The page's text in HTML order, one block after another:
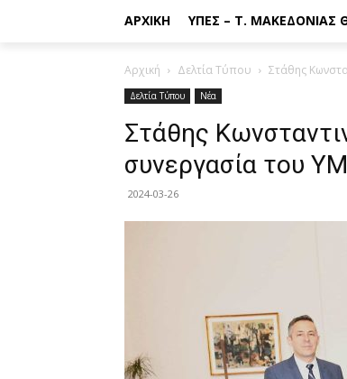
ΑΡΧΙΚΉ ΥΠΕΣ – Τ. ΜΑΚΕΔΟΝΊΑΣ
Αρχική Δελτία Τύπου Στάθης
Δελτία Τύπου Νέα
Στάθης
συνεργασία του
2024-03-26